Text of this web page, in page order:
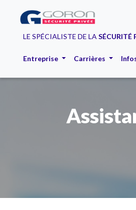
LE SPÉCIALISTE DE LA SÉCURITÉ
Entreprise Carrières